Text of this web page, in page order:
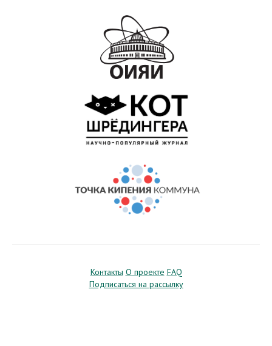
Контакты О проекте FAQ
Подписаться на рассылку